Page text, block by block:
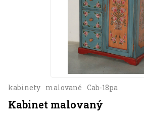
kabinety malované Cab-18pa
Kabinet malovaný